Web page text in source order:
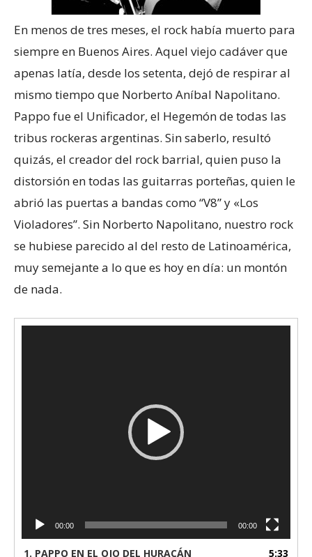
En menos de tres meses, el rock había muerto para
siempre en Buenos Aires. Aquel viejo cadáver que
apenas latía, desde los setenta, dejó de respirar al
mismo tiempo que Norberto Aníbal Napolitano.
Pappo fue el Unificador, el Hegemón de todas las
tribus rockeras argentinas. Sin saberlo, resultó
quizás, el creador del rock barrial, quien puso la
distorsión en todas las guitarras porteñas, quien le
abrió las puertas a bandas como “V8” y «Los
Violadores”. Sin Norberto Napolitano, nuestro rock
se hubiese parecido al del resto de Latinoamérica,
muy semejante a lo que es hoy en día: un montón
de nada.
00:00 00:00
1. PAPPO EN EL OJO DEL HURACÁN 5:33